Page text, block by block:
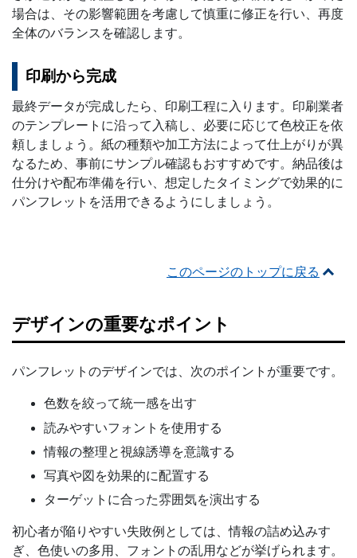
場合は、その影響範囲を考慮して慎重に修正を行い、再度
全体のバランスを確認します。
印刷から完成
最終データが完成したら、印刷工程に入ります。印刷業者
のテンプレートに沿って入稿し、必要に応じて色校正を依
頼しましょう。紙の種類や加工方法によって仕上がりが異
なるため、事前にサンプル確認もおすすめです。納品後は
仕分けや配布準備を行い、想定したタイミングで効果的に
パンフレットを活用できるようにしましょう。
このページのトップに戻る
デザインの重要なポイント
パンフレットのデザインでは、次のポイントが重要です。
色数を絞って統一感を出す
読みやすいフォントを使用する
情報の整理と視線誘導を意識する
写真や図を効果的に配置する
ターゲットに合った雰囲気を演出する
初心者が陥りやすい失敗例としては、情報の詰め込みす
ぎ、色使いの多用、フォントの乱用などが挙げられます。